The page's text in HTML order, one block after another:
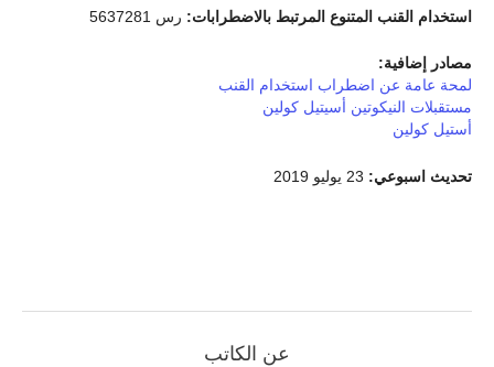
استخدام القنب المتنوع المرتبط بالاضطرابات: رس 5637281
مصادر إضافية:
لمحة عامة عن اضطراب استخدام القنب
مستقبلات النيكوتين أسيتيل كولين
أستيل كولين
تحديث اسبوعي:
عن الكاتب